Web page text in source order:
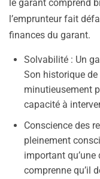
le garant comprend
l’emprunteur fait
finances du garant.
Solvabilité : Un
Son historique
minutieusement
capacité à
Conscience des
pleinement
important qu’une
comprenne qu’il